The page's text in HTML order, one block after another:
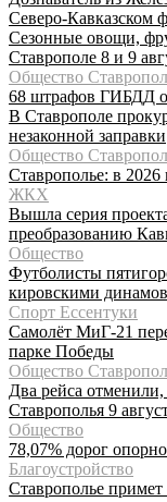
Северо-Кавказском
Сезонные овощи,
Ставрополе 8 и 9
Общество
68 штрафов ГИБДД
В Ставрополе
незаконной заправки
Общество
Ставрополье: в
ЖКХ
Вышла серия
преобразованию
Общество
Футболисты
кировскими
Спорт Ессентуки
Самолёт МиГ-21
парке Победы
Общество
Два рейса
Ставрополья 9
Общество
78,07% дорог
Благоустройство
Ставрополье